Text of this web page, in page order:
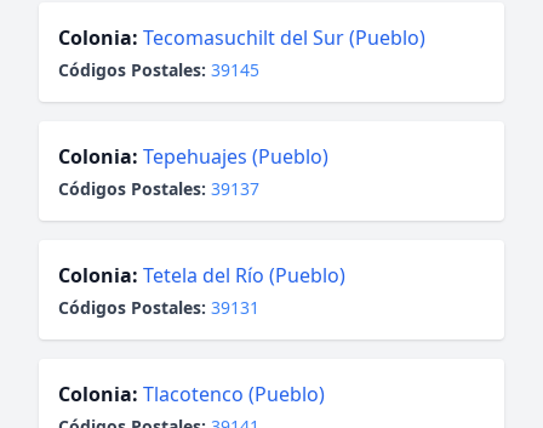
Colonia: Tecomasuchilt del Sur (Pueblo)
Códigos Postales: 39145
Colonia: Tepehuajes (Pueblo)
Códigos Postales: 39137
Colonia: Tetela del Río (Pueblo)
Códigos Postales: 39131
Colonia: Tlacotenco (Pueblo)